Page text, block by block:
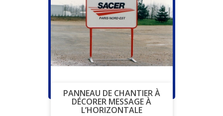
PANNEAU DE CHANTIER À
DÉCORER MESSAGE À
L’HORIZONTALE